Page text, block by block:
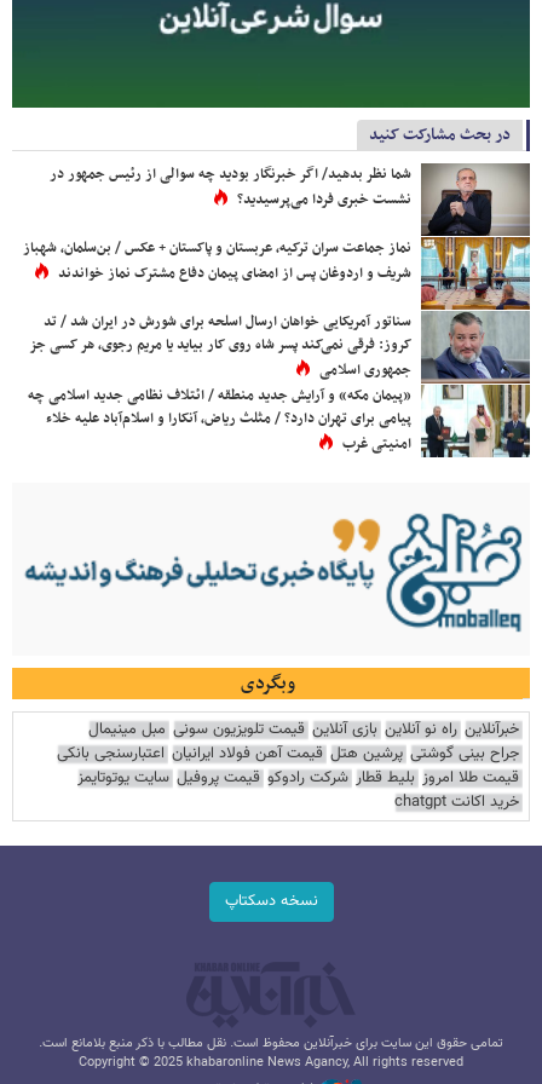
در بحث مشارکت کنید
شما نظر بدهید/ اگر خبرنگار بودید چه سوالی از رئیس جمهور در
نشست خبری فردا می‌پرسیدید؟
نماز جماعت سران ترکیه، عربستان و پاکستان + عکس / بن‌سلمان، شهباز
شریف و اردوغان پس از امضای پیمان دفاع مشترک نماز خواندند
سناتور آمریکایی خواهان ارسال اسلحه برای شورش در ایران شد / تد
کروز: فرقی نمی‌کند پسر شاه روی کار بیاید یا مریم رجوی، هر کسی جز
جمهوری اسلامی
«پیمان مکه» و آرایش جدید منطقه / ائتلاف نظامی جدید اسلامی چه
پیامی برای تهران دارد؟ / مثلث ریاض، آنکارا و اسلام‌آباد علیه خلاء
امنیتی غرب
وبگردی
خبرآنلاین راه نو آنلاین بازی آنلاین قیمت تلویزیون سونی مبل مینیمال
جراح بینی گوشتی پرشین هتل قیمت آهن فولاد ایرانیان اعتبارسنجی بانکی
قیمت طلا امروز بلیط قطار شرکت رادوکو قیمت پروفیل سایت یوتوتایمز
خرید اکانت chatgpt
نسخه دسکتاپ
تمامی حقوق این سایت برای خبرآنلاین محفوظ است. نقل مطالب با ذکر منبع بلامانع است.
Copyright © 2025 khabaronline News Agancy, All rights reserved